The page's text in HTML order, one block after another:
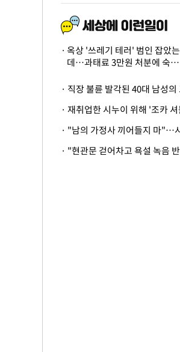
옥상 '쓰레기 테러' 범인 잡았는
데…과태료 3만원 처분에 숙박업